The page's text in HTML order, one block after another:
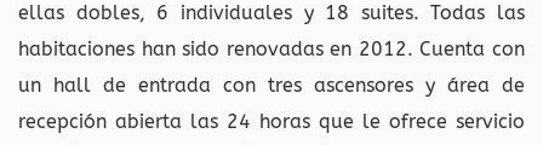
ellas dobles, 6 individuales y 18 suites. Todas las
habitaciones han sido renovadas en 2012. Cuenta con
un hall de entrada con tres ascensores y área de
recepción abierta las 24 horas que le ofrece servicio